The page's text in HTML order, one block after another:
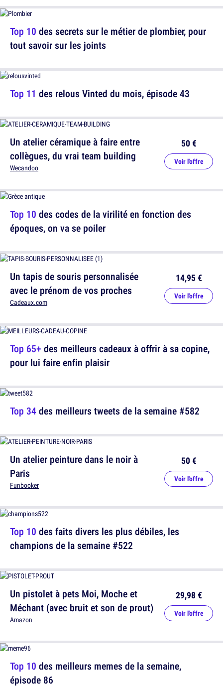
Top 10 des secrets sur le métier de plombier, pour
tout savoir sur les joints
Top 10 des codes de la virilité en fonction des
époques, on va se poiler
Top 65+ des meilleurs cadeaux à offrir à sa copine,
pour lui faire enfin plaisir
Un atelier peinture dans le noir à
Paris
Funbooker
50 €
Voir l'offre
Top 10 des faits divers les plus débiles, les
champions de la semaine #522
Top 10 des meilleurs memes de la semaine,
épisode 86
Top 11 des relous Vinted du mois, épisode 43
Un atelier céramique à faire entre
collègues, du vrai team building
Wecandoo
50 €
Voir l'offre
Un tapis de souris personnalisée
avec le prénom de vos proches
Cadeaux.com
14,95 €
Voir l'offre
Top 34des meilleurs tweets de la semaine #582
Un pistolet à pets Moi, Moche et
Méchant (avec bruit et son de prout)
Amazon
29,98 €
Voir l'offre